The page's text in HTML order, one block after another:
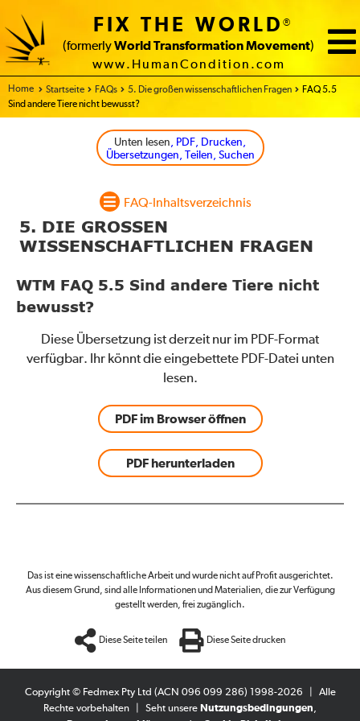
FIX THE WORLD®
(formerly World Transformation Movement)
www.HumanCondition.com
Home Startseite FAQs 5. Die großen wissenschaftlichen Fragen
FAQ 5.5
Sind andere Tiere nicht bewusst?
Unten lesen, PDF, Drucken,
Übersetzungen, Teilen, Suchen
FAQ-Inhaltsverzeichnis
5. DIE GROSSEN
WISSENSCHAFTLICHEN FRAGEN
WTM FAQ 5.5 Sind andere Tiere nicht
bewusst?
Diese Übersetzung ist derzeit nur im PDF-Format
verfügbar. Ihr könnt die eingebettete PDF-Datei unten
lesen.
PDF im Browser öffnen
PDF herunterladen
Das ist eine wissenschaftliche Arbeit und wurde nicht auf Profit ausgerichtet.
Aus diesem Grund, sind alle Informationen und Materialien, die zur Verfügung
gestellt werden, frei zugänglich.
Diese Seite teilen Diese Seite drucken
Copyright © Fedmex Pty Ltd (ACN 096 099 286) 1998-2026
Alle
Rechte vorbehalten
Seht unsere Nutzungsbedingungen,